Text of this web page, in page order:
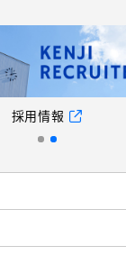
採用情報